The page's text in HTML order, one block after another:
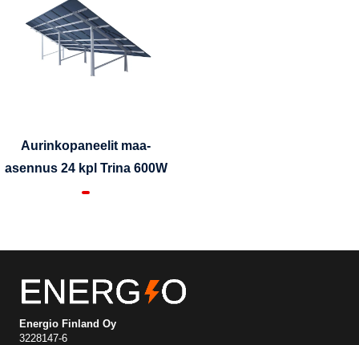
Aurinkopaneelit maa-
asennus 24 kpl Trina 600W
Energio Finland Oy
3228147-6